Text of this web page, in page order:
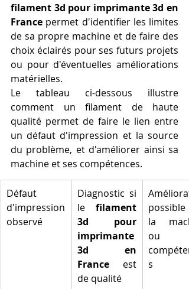
filament 3d pour imprimante 3d en
France permet d'identifier les limites
de sa propre machine et de faire des
choix éclairés pour ses futurs projets
ou pour d'éventuelles améliorations
matérielles.
Le tableau ci-dessous illustre
comment un filament de haute
qualité permet de faire le lien entre
un défaut d'impression et la source
du problème, et d'améliorer ainsi sa
machine et ses compétences.
Défaut
d'impression
observé
Diagnostic si
le filament
3d pour
imprimante
3d en
France est
de qualité
possible
la
ou
s